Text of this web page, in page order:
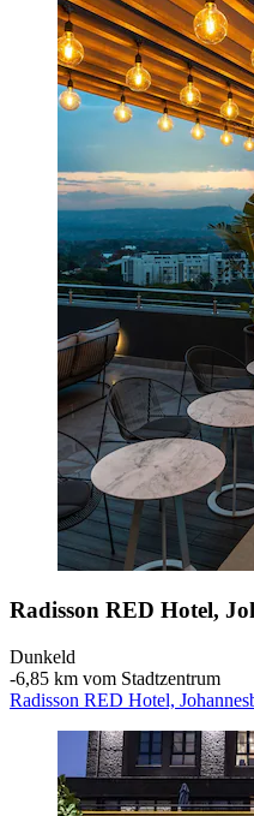
Radisson RED Hotel,
Dunkeld
‐6,85 km vom Stadtzentrum
Radisson RED Hotel,